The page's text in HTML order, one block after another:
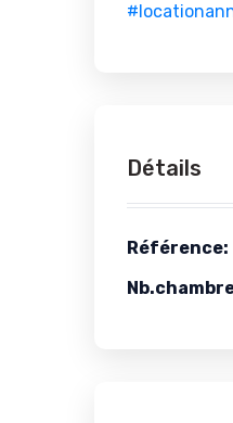
Détails
Référence: